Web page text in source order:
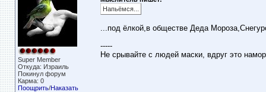
Super Member
Откуда: Израиль
Покинул форум
Карма: 0
Поощрить/Наказать
Напьёмся...
...под ёлкой,в обществе Деда
-----
Не срывайте с людей маски, вдруг это